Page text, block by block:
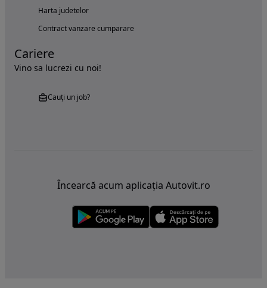
Harta judetelor
Contract vanzare cumparare
Cariere
Vino sa lucrezi cu noi!
Cauți un job?
Încearcă acum aplicația Autovit.ro